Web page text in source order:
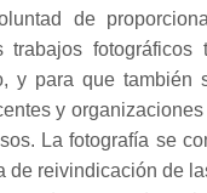
de
trabajos fotográficos
y para que también
y
La fotografía se
de reivindicación de